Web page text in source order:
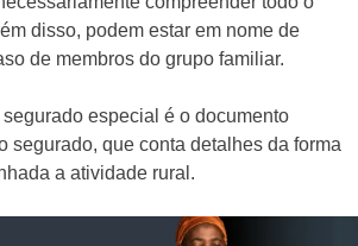
disso, podem estar em nome de
de membros do grupo familiar.
especial é o documento
segurado, que conta detalhes da forma
a atividade rural.